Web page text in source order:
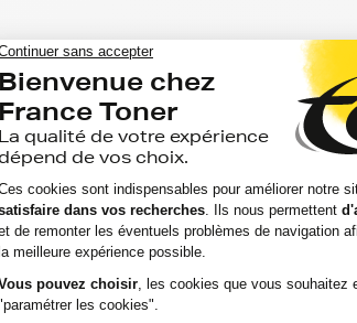
prix pour votre imprimante